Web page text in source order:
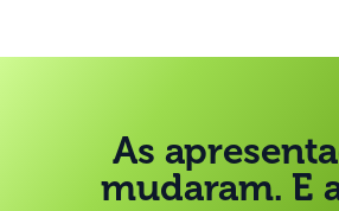
As
mudaram. E